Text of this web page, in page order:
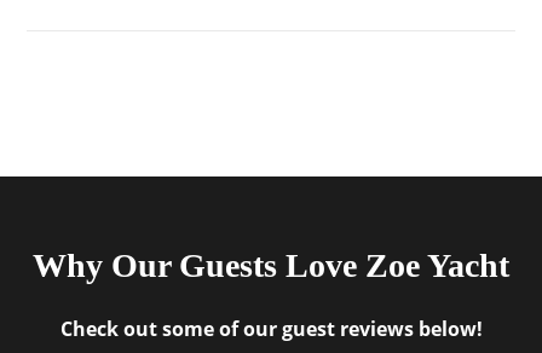
Why Our Guests Love Zoe Yacht
Check out some of our guest reviews below!